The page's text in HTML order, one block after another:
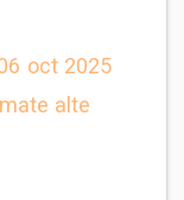
oct 2025
alte